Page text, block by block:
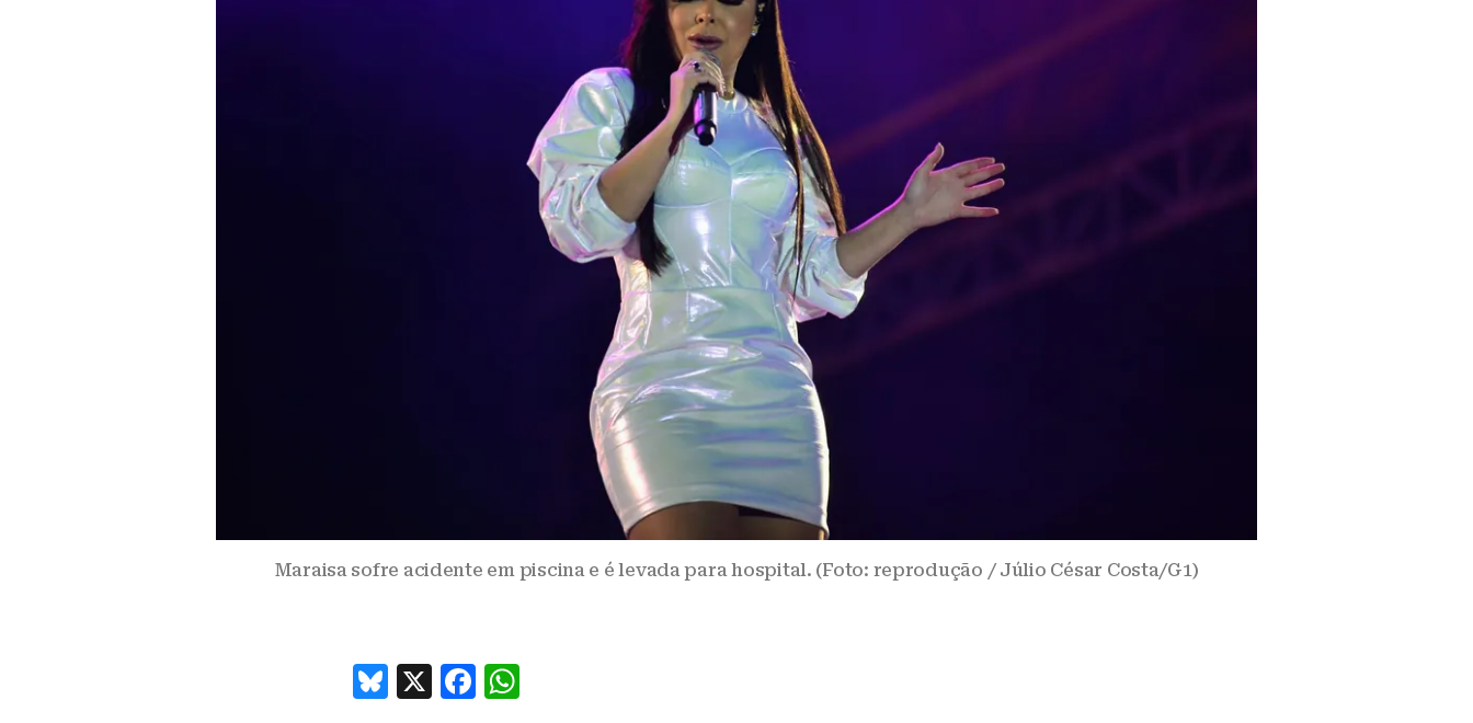
Maraisa sofre acidente em piscina e é levada para hospital. (Foto: reprodução / Júlio César Costa/G1)
B
X
F